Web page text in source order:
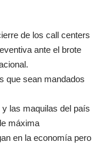
de los call centers
ante el brote
que sean mandados
las maquilas del país
máxima
en la economía pero